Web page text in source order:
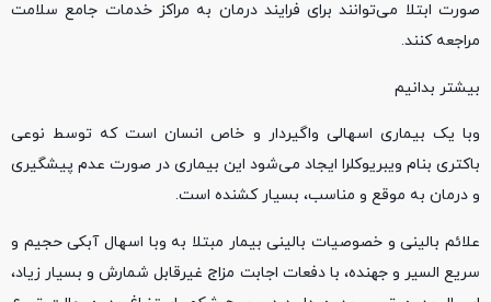
صورت ابتلا می‌توانند برای فرایند درمان به مراکز خدمات جامع سلامت
مراجعه کنند.
بیشتر بدانیم
وبا یک بیماری اسهالی واگیردار و خاص انسان است که توسط نوعی
باکتری بنام ویبریوکلرا ایجاد می‌شود این بیماری در صورت عدم پیشگیری
و درمان به موقع و مناسب، بسیار کشنده است.
علائم بالینی و خصوصیات بالینی بیمار مبتلا به وبا اسهال آبکی حجیم و
سریع السیر و جهنده، با دفعات اجابت مزاج غیرقابل شمارش و بسیار زیاد،